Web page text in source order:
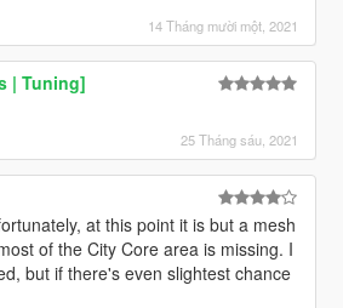
14 Tháng mười một, 2021
| Tuning]
25 Tháng sáu, 2021
at this point it is but a mesh
of the City Core area is missing. I
but if there's even slightest chance